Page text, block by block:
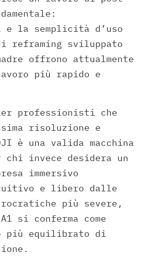
la semplicità d’uso
reframing sviluppato
offrono attualmente
più rapido e
professionisti che
risoluzione e
una valida macchina
chi invece desidera un
immersivo
e libero dalle
più severe,
si conferma come
più equilibrato di